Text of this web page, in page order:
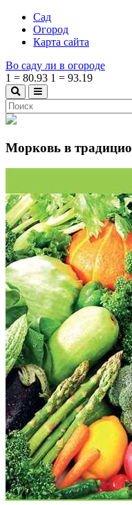
Сад
Огород
Карта сайта
Во саду ли в огороде
1 = 80.93 1 = 93.19
Морковь в